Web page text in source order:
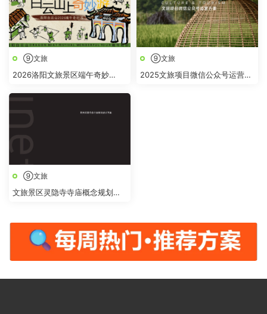
⑨文旅
2026洛阳文旅景区端午奇妙
⑨文旅
2025文旅项目微信公众号运营方
⑨文旅
文旅景区灵隐寺寺庙概念规划提